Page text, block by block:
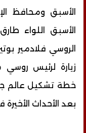
الأسبق ومحافظ
الأسبق اللواء
الروسي فلادمير
خطة تشكيل عالم
بعد الأحداث الأخيرة